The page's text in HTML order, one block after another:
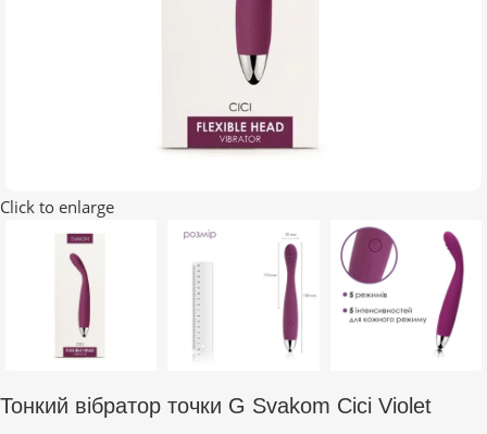
Click to enlarge
Тонкий вібратор точки G Svakom Cici Violet